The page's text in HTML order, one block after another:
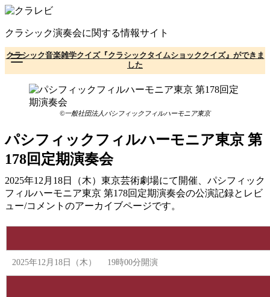
コ
テ
ン
ツ
へ
クラシック演奏会に関する情報サイト
クラシック音楽雑学クイズ『クラシックタイムショッククイズ』ができま
した
©一般社団法人パシフィックフィルハーモニア東京
パシフィックフィルハーモニア東京 第
178回定期演奏会
2025年12月18日（木）東京芸術劇場にて開催、パシフィック
フィルハーモニア東京 第178回定期演奏会の公演記録とレビ
ュー/コメントのアーカイブページです。
2025年12月18日（木） 19時00分開演